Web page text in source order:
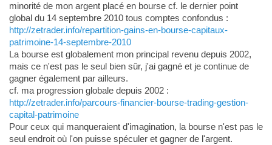
minorité de mon argent placé en bourse cf. le dernier point
global du 14 septembre 2010 tous comptes confondus :
http://zetrader.info/repartition-gains-en-bourse-capitaux-
patrimoine-14-septembre-2010
La bourse est globalement mon principal revenu depuis 2002,
mais ce n'est pas le seul bien sûr, j'ai gagné et je continue de
gagner également par ailleurs.
cf. ma progression globale depuis 2002 :
http://zetrader.info/parcours-financier-bourse-trading-gestion-
capital-patrimoine
Pour ceux qui manqueraient d'imagination, la bourse n'est pas le
seul endroit où l'on puisse spéculer et gagner de l'argent.